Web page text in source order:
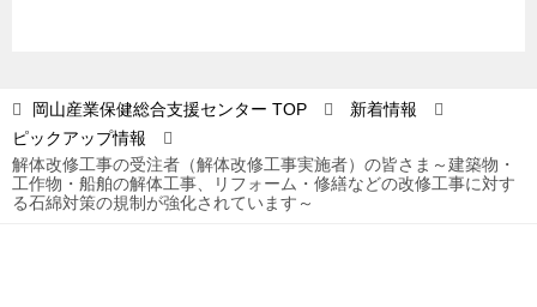
ョ
ン
岡山産業保健総合支援センター TOP
新着情報
ピックアップ情報
解体改修工事の受注者（解体改修工事実施者）の皆さま～建築物・
工作物・船舶の解体工事、リフォーム・修繕などの改修工事に対す
る石綿対策の規制が強化されています～